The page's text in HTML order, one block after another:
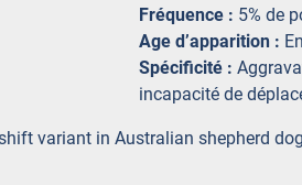
Fréquence : 5% de
Age d’apparition :
Spécificité :
incapacité de
variant in Australian shepherd